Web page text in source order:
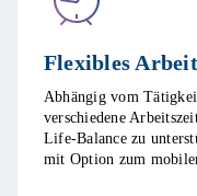
Flexibles
Abhängig vom
verschiedene
Life-Balance zu
mit Option zum